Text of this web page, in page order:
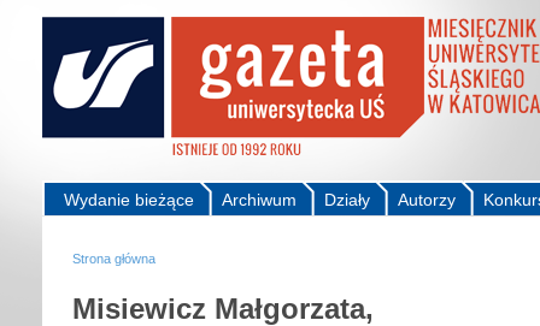
Autorzy
Działy
Archiwum
Wydanie bieżące
Strona główna
Misiewicz Małgorzata,